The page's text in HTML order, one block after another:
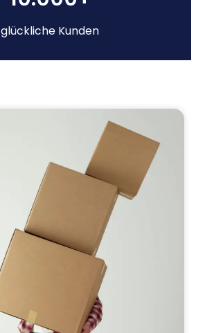
glückliche Kunden